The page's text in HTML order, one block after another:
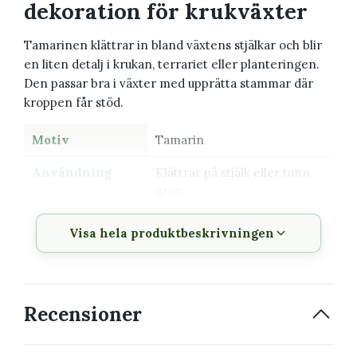
dekoration för krukväxter
Tamarinen klättrar in bland växtens stjälkar och blir
en liten detalj i krukan, terrariet eller planteringen.
Den passar bra i växter med upprätta stammar där
kroppen får stöd.
Motiv Tamarin
Användning
Klättrar på stjälk eller tunn
Storlek
Material
Korrosionsbeständig
Förpackning
Visa hela produktbeskrivningen
Recensioner